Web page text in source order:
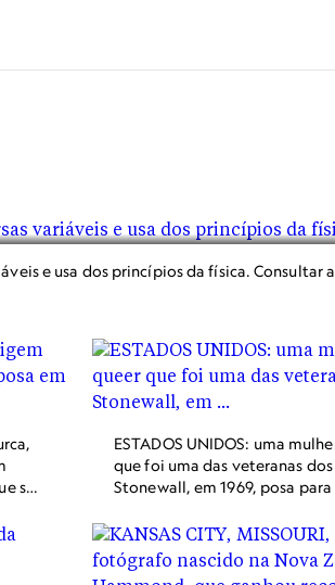
e usa dos princípios da física.
se
a
os
ESTADOS UNIDOS: uma
que foi uma das veteranas
Stonewall, em 1969, posa